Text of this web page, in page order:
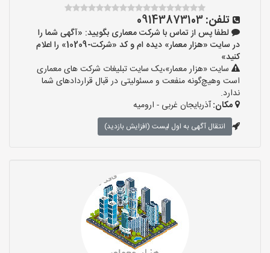
تلفن:09143873103
لطفا پس از تماس با شرکت معماری بگویید: «آگهی شما را
در سایت «هزار معمار» دیده ام و کد «شرکت-10209» را اعلام
کنید»
سایت «هزار معمار»،یک سایت تبلیغات شرکت های معماری
است وهیچ‌گونه منفعت و مسئولیتی در قبال قراردادهای شما
ندارد.
مکان:آذربایجان غربی - ارومیه
انتقال آگهی به اول لیست (افزایش بازدید)